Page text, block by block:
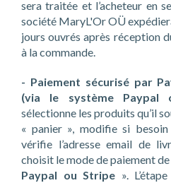
sera traitée et l’acheteur en
société MaryL'Or OÜ
jours ouvrés après réception
à la commande.
- Paiement sécurisé par
(via le système Paypal
sélectionne les produits qu’il
« panier », modifie si
vérifie l’adresse email de
choisit le mode de paiement
Paypal ou Stripe ».